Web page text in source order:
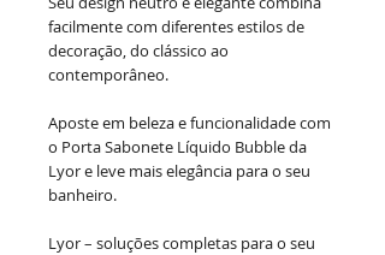
facilmente com diferentes estilos de
decoração, do clássico ao
contemporâneo.
Aposte em beleza e funcionalidade com
o Porta Sabonete Líquido Bubble da
Lyor e leve mais elegância para o seu
banheiro.
Lyor – soluções completas para o seu